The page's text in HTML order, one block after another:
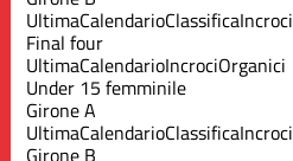
UltimaCalendarioClassificaIncroci
Final four
UltimaCalendarioIncrociOrganici
Under 15 femminile
Girone A
UltimaCalendarioClassificaIncroci
Girone B